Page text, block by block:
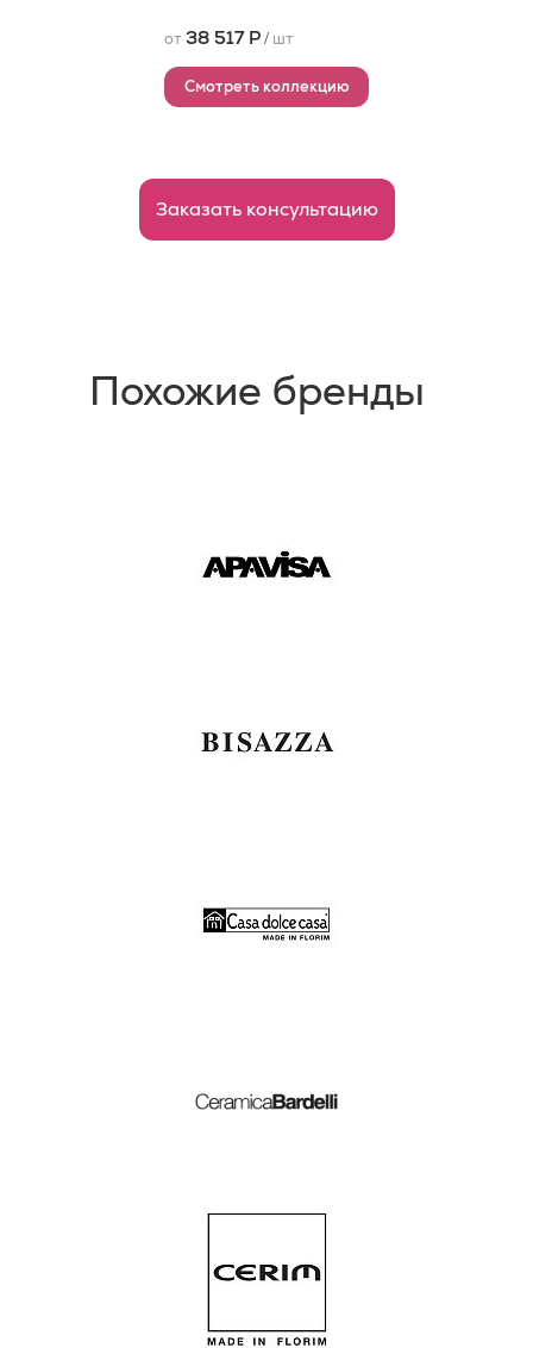
от 38 517 Р/ шт
Смотреть коллекцию
Заказать консультацию
Похожие бренды